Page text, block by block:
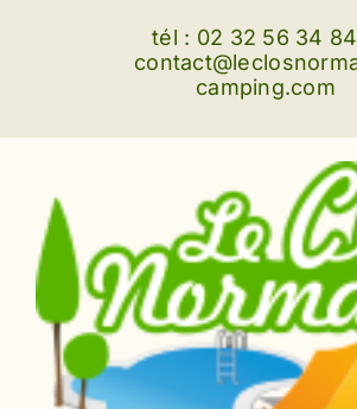
tél : 02 32 56 34 84
camping.com